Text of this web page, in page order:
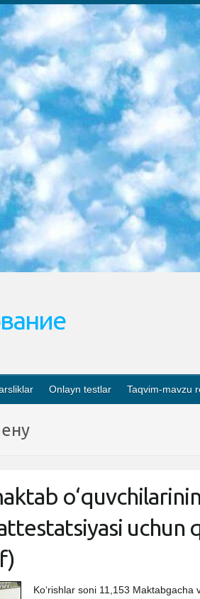
специализированные школы для умственно отсталых детей и технологии для учащихся выпускных классов школ-интернатов разработка соответствующих рекомендаций и критериев проведения ЕГЭ по естествознанию давать задания. 4. Педагогический при специализированных образовательных учреждениях. Научно-практический центр навыков и международной оценки (Д.Давидова), Республика образовательный центр (Худайкулов Ш.) итоговый государственный аттестационный экзамен ориентирован на творческое и логическое мышление при подготовке базы материалов учитывать введение заданий. 5. Следует отметить, что: сертификат государственного образца о знании общеобразовательного предмета и как минимум национальный уровень B1 по предметам на иностранных языках, указанным в Приложении 2. или международно признанный сертификат эквивалентного уровня студенты, изучающие определенный предмет, освобождаются от экзамена; по соответствующим предметам запланирована итоговая государственная аттестация за день до дня, путем жеребьевки Рабочей группой (в письменной форме по предметам, проводимым в форме) из числа сформированных вариантов выбрано 2 варианта; 2 выбранных варианта экзамена анонсированы на официальном сайте министерства и все выпускники по всей стране на основе этих вариантов проводит итоговую государственную аттестацию. 6. Государственное образование учащихся средних общеобразовательных учреждений. знания в соответствии с квалификационными требованиями, которые необходимо приобрести на основании стандартов итоговый (выпускной) контроль для 9 и 11 классов в целях тестирования Экзамены (далее – экзамены) состоят из предметов, перечисленных в приложении 1. будет сделано. 7. Экзамены пройдут с 26 мая по 15 июня 2024 г. (кроме науки физического воспитания). 8. Физическая для учащихся 9 классов общесредних образовательных учреждений. Экзамены по предмету «Образование, квалификация медицина» 1-6 мая 2024 года. сотрудники перевести под присмотр (с отклонениями в физическом или умственном развитии) специализированная школа для детей, школы-интернаты и со сколиозом школы-интернаты санаторного типа для больных детей исключены). 9. Он был слепым, слабовидящим и имел нарушения опорно-двигательного аппарата. экзамены в специализированных школах и интернатах для детей должны проводиться исходя из требований, предъявляемых к общеобразовательным учреждениям (физкультура кроме науки). 10. Специализированная школа для глухих и слабослышащих детей. и экзамены в интернатах и быть реализован в виде письменного теста по математике. 11. Специальность для умственно отсталых детей. Для 9 класса Родной язык и литературное письмо Государственный язык (язык обучения – узбекский). для неклассов) написано Математическое письмо Письменная/устная история
Onlayn testlar Taqvim-mavzu
uchun
Ko‘rishlar soni 11,153 Maktabgacha